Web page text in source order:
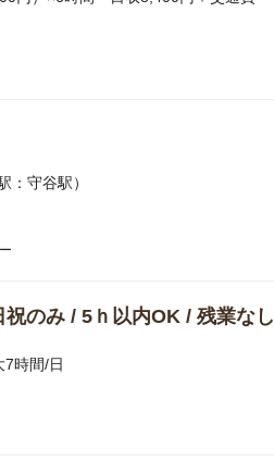
：守谷駅）
のみ / 5ｈ以内OK / 残業なし
7時間/日